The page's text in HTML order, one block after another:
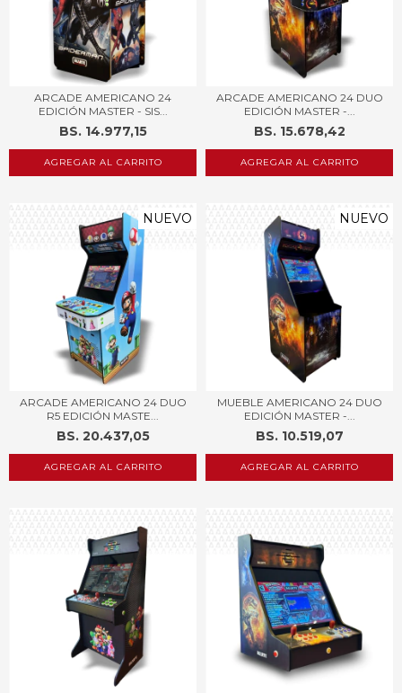
ARCADE AMERICANO 24
EDICIÓN MASTER - SIS...
BS. 14.977,15
AGREGAR AL CARRITO
ARCADE AMERICANO 24 DUO
EDICIÓN MASTER -...
BS. 15.678,42
AGREGAR AL CARRITO
NUEVO
ARCADE AMERICANO 24 DUO
R5 EDICIÓN MASTE...
BS. 20.437,05
AGREGAR AL CARRITO
NUEVO
MUEBLE AMERICANO 24 DUO
EDICIÓN MASTER -...
BS. 10.519,07
AGREGAR AL CARRITO